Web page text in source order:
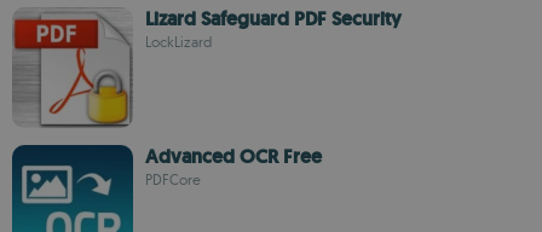
Lizard Safeguard PDF Security
LockLizard
Advanced OCR Free
PDFCore